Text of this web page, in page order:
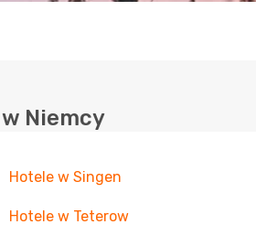
Niemcy
Hotele w Singen
Hotele w Teterow